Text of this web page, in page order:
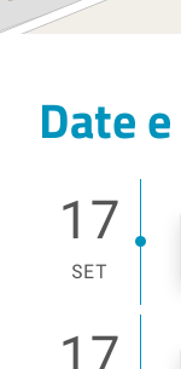
Date
17
SET
17